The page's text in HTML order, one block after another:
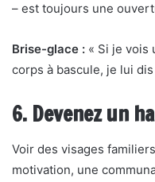
– est toujours une
Brise-glace : « Si je vois
corps à bascule, je lui
6. Devenez un
Voir des visages
motivation, une